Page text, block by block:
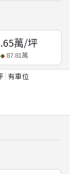
萬/坪
87.81萬
有車位